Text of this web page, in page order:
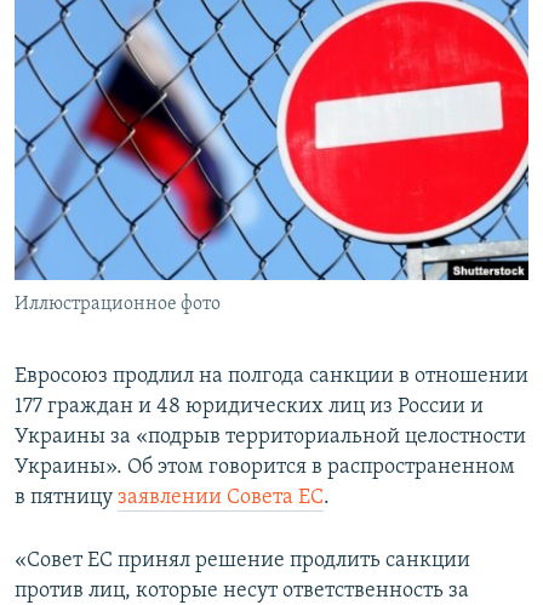
ТЕЛЕПРОЕКТ КРЫМ.РЕАЛИИ
СОВЕТЫ ПРАВОЗАЩИТНИКОВ
ПРОПАВШИЕ БЕЗ ВЕСТИ
ПОБЕДИТЕЛЕЙ НЕ СУДЯТ?
КРЫМ.НЕПОКОРЕННЫЙ
ELIFBE
УКРАИНСКАЯ ПРОБЛЕМА КРЫМА
Українською
Qırımtatar
ПРИСОЕДИНЯЙТЕСЬ!
Все сайты RFE/RL
Иллюстрационное фото
Евросоюз продлил на полгода санкции в отношении
177 граждан и 48 юридических лиц из России и
Украины за «подрыв территориальной целостности
Украины». Об этом говорится в распространенном
в пятницу заявлении Совета ЕС.
«Совет ЕС принял решение продлить санкции
против лиц, которые несут ответственность за